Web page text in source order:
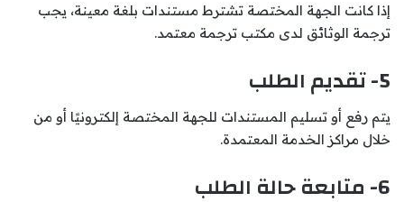
إذا كانت الجهة المختصة تشترط مستندات بلغة معينة، يجب
ترجمة الوثائق لدى مكتب ترجمة معتمد.
5- تقديم الطلب
يتم رفع أو تسليم المستندات للجهة المختصة إلكترونيًا أو من
خلال مراكز الخدمة المعتمدة.
6- متابعة حالة الطلب